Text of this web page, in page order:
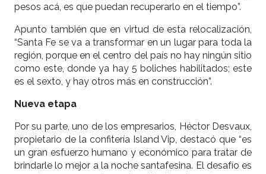
pesos acá, es que puedan recuperarlo en el tiempo”.
Apunto también que en virtud de esta relocalización,
“Santa Fe se va a transformar en un lugar para toda la
región, porque en el centro del país no hay ningún sitio
como este, donde ya hay 5 boliches habilitados; este
es el sexto, y hay otros más en construcción”.
Nueva etapa
Por su parte, uno de los empresarios, Héctor Desvaux,
propietario de la confitería Island Vip, destacó que “es
un gran esfuerzo humano y económico para tratar de
brindarle lo mejor a la noche santafesina. El desafío es